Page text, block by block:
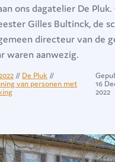
ons dagatelier De Pluk.
Gilles Bultinck, de
directeur van de
waren aanwezig.
// De Pluk //
van personen met
16
2022